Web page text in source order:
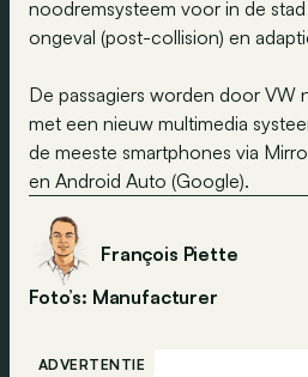
noodremsysteem voor in de
ongeval (post-collision) en
De passagiers worden door VW
met een nieuw multimedia
de meeste smartphones via
en Android Auto (Google).
François Piette
Foto’s: Manufacturer
ADVERTENTIE